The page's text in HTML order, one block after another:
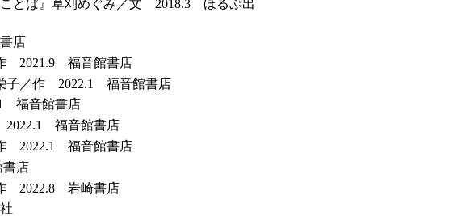
ことば』草刈めぐみ／文 2018.3 ほるぷ出
店
作 2021.9 福音館書店
栄子／作 2022.1 福音館書店
福音館書店
2022.1 福音館書店
作 2022.1 福音館書店
店
作 2022.8 岩崎書店